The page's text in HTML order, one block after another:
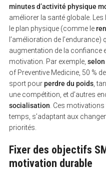
minutes d’activité physique
améliorer la santé globale. Les
le plan physique (comme le
l’amélioration de
augmentation de la confiance
motivation. Par exemple, selon
of Preventive Medicine, 50 %
sport pourperdre du poids,
une compétition, et d’autres
socialisation . Ces
temps, s’adaptant aux
priorités.
Fixer des objectifs
motivation durable